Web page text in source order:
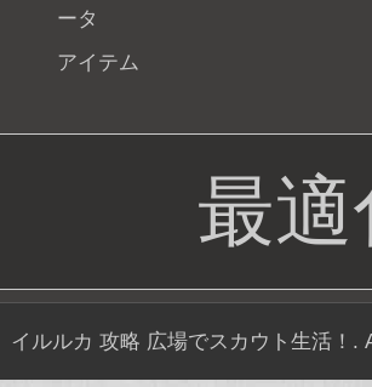
ータ
アイテム
最
ルルカ 攻略 広場でスカウト生活！ .